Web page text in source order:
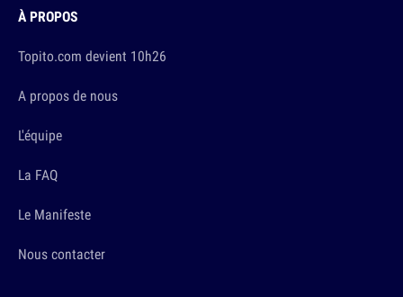
À PROPOS
Topito.com devient 10h26
A propos de nous
L'équipe
La FAQ
Le Manifeste
Nous contacter